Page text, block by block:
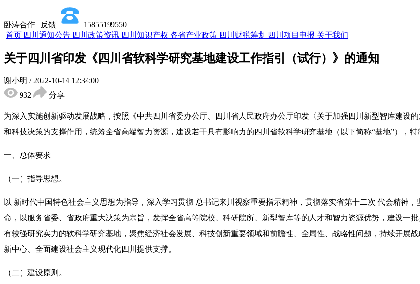
卧涛合作 | 反馈
15855199550
首页 四川通知公告 四川政策资讯 四川知识产权 各省产业政策 四川财税筹划 四川项目申报 关于我们
关于四川省印发《四川省软科学研究基地建设工作指引（试行）》的通知
谢小明 / 2022-10-14 12:34:00
932
分享
为深入实施创新驱动发展战略，按照《中共四川省委办公厅、四川省人民政府办公厅印发〈关于加强四川新型智库建设
和科技决策的支撑作用，统筹全省高端智力资源，建设若干具有影响力的四川省软科学研究基地（以下简称“基地”），特
一、总体要求
（一）指导思想。
以 新时代中国特色社会主义思想为指导，深入学习贯彻 总书记来川视察重要指示精神，贯彻落实省第十二次 代会精神
命，以服务省委、省政府重大决策为宗旨，发挥全省高等院校、科研院所、新型智库等的人才和智力资源优势，建设一
有较强研究实力的软科学研究基地，聚焦经济社会发展、科技创新重要领域和前瞻性、全局性、战略性问题，持续开展
新中心、全面建设社会主义现代化四川提供支撑。
（二）建设原则。